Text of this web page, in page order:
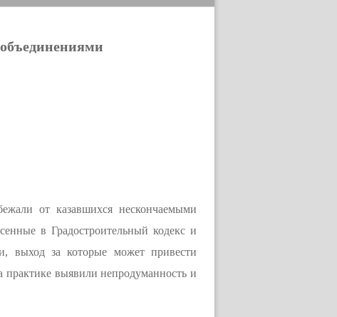
от казавшихся нескончаемыми
в Градостроительный кодекс и
выход за которые может привести
практике выявили непродуманность и